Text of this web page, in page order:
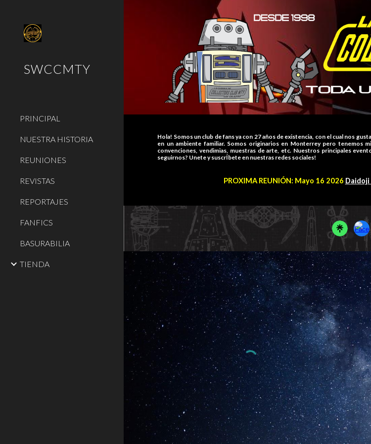
Skip to main content
SWCCMTY
PRINCIPAL
NUESTRA HISTORIA
REUNIONES
REVISTAS
REPORTAJES
FANFICS
BASURABILIA
TIENDA
Hola! Somos un club de fans ya con 27 años de existencia, con el cual nos
en un ambiente familiar. Somos originarios en Monterrey pero tenemos
convenciones, vendimias, muestras de arte, etc. Nuestros principales
seguirnos? Unete y suscrÍbete en nuestras redes sociales!
PROXIMA REUNIÓN: Mayo 16 2026 Daidoji